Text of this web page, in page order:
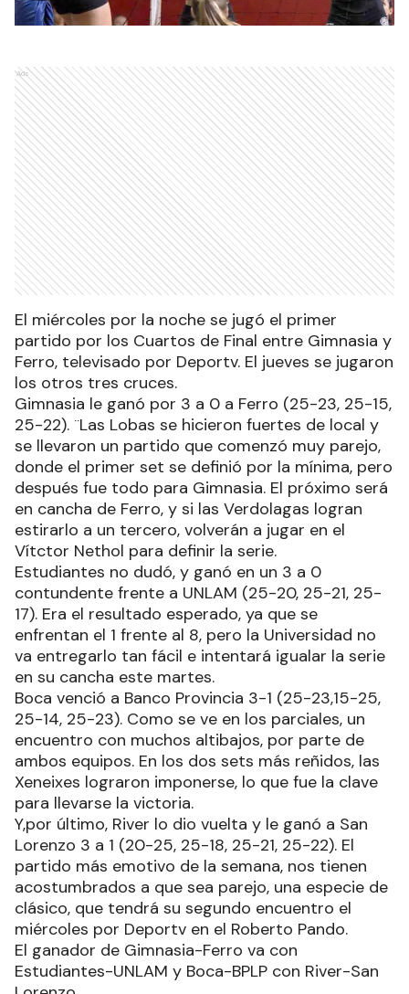
Ads
El miércoles por la noche se jugó el primer
partido por los Cuartos de Final entre Gimnasia y
Ferro, televisado por Deportv. El jueves se jugaron
los otros tres cruces.
Gimnasia le ganó por 3 a 0 a Ferro (25-23, 25-15,
25-22). ¨Las Lobas se hicieron fuertes de local y
se llevaron un partido que comenzó muy parejo,
donde el primer set se definió por la mínima, pero
después fue todo para Gimnasia. El próximo será
en cancha de Ferro, y si las Verdolagas logran
estirarlo a un tercero, volverán a jugar en el
Vítctor Nethol para definir la serie.
Estudiantes no dudó, y ganó en un 3 a 0
contundente frente a UNLAM (25-20, 25-21, 25-
17). Era el resultado esperado, ya que se
enfrentan el 1 frente al 8, pero la Universidad no
va entregarlo tan fácil e intentará igualar la serie
en su cancha este martes.
Boca venció a Banco Provincia 3-1 (25-23,15-25,
25-14, 25-23). Como se ve en los parciales, un
encuentro con muchos altibajos, por parte de
ambos equipos. En los dos sets más reñidos, las
Xeneixes lograron imponerse, lo que fue la clave
para llevarse la victoria.
Y,por último, River lo dio vuelta y le ganó a San
Lorenzo 3 a 1 (20-25, 25-18, 25-21, 25-22). El
partido más emotivo de la semana, nos tienen
acostumbrados a que sea parejo, una especie de
clásico, que tendrá su segundo encuentro el
miércoles por Deportv en el Roberto Pando.
El ganador de Gimnasia-Ferro va con
Estudiantes-UNLAM y Boca-BPLP con River-San